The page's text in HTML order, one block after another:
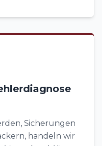
Sicherungen
handeln wir